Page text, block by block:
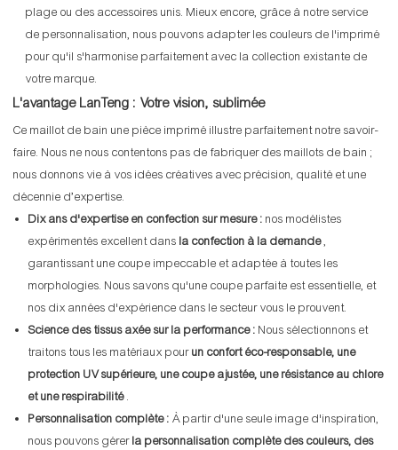
plage ou des accessoires unis. Mieux encore, grâce à notre service
de personnalisation, nous pouvons adapter les couleurs de l'imprimé
pour qu'il s'harmonise parfaitement avec la collection existante de
votre marque.
L'avantage LanTeng : Votre vision, sublimée
Ce maillot de bain une pièce imprimé illustre parfaitement notre savoir-
faire. Nous ne nous contentons pas de fabriquer des maillots de bain ;
nous donnons vie à vos idées créatives avec précision, qualité et une
décennie d’expertise.
Dix ans d'expertise en confection sur mesure : nos modélistes
expérimentés excellent dans la confection à la demande,
garantissant une coupe impeccable et adaptée à toutes les
morphologies. Nous savons qu'une coupe parfaite est essentielle, et
nos dix années d'expérience dans le secteur vous le prouvent.
Science des tissus axée sur la performance : Nous sélectionnons et
traitons tous les matériaux pourun confort éco-responsable, une
protection UV supérieure, une coupe ajustée, une résistance au chlore
et une respirabilité.
Personnalisation complète : À partir d'une seule image d'inspiration,
nous pouvons gérerla personnalisation complète des couleurs, des